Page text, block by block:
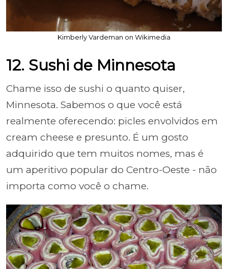
Kimberly Vardeman on Wikimedia
12. Sushi de Minnesota
Chame isso de sushi o quanto quiser,
Minnesota. Sabemos o que você está
realmente oferecendo: picles envolvidos em
cream cheese e presunto. É um gosto
adquirido que tem muitos nomes, mas é
um aperitivo popular do Centro-Oeste - não
importa como você o chame.